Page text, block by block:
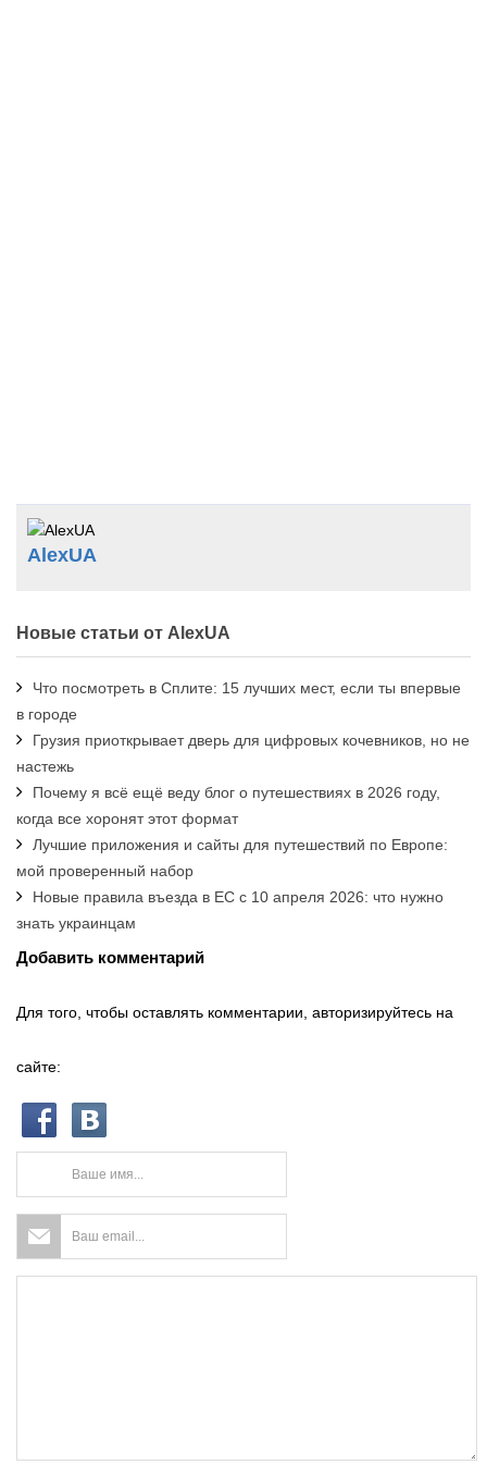
AlexUA
Новые статьи от AlexUA
Что посмотреть в Сплите: 15 лучших мест, если ты впервые
в городе
Грузия приоткрывает дверь для цифровых кочевников, но не
настежь
Почему я всё ещё веду блог о путешествиях в 2026 году,
когда все хоронят этот формат
Лучшие приложения и сайты для путешествий по Европе:
мой проверенный набор
Новые правила въезда в ЕС с 10 апреля 2026: что нужно
знать украинцам
Добавить комментарий
Для того, чтобы оставлять комментарии, авторизируйтесь на
сайте: